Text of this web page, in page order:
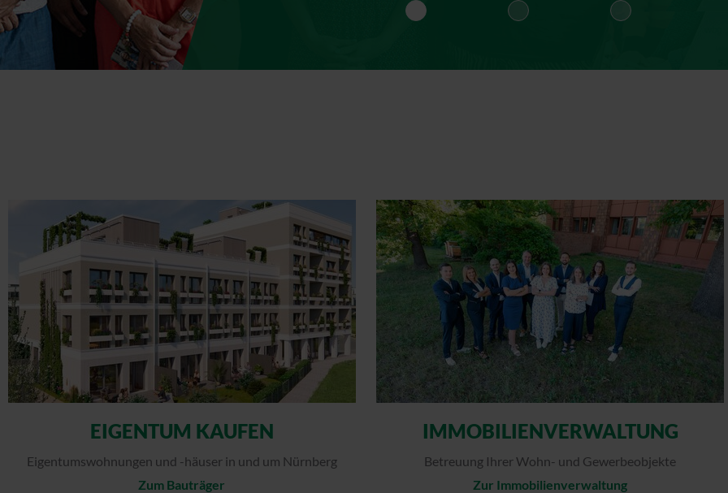
EIGENTUM KAUFEN
Eigentumswohnungen und -häuser in und um Nürnberg
Zum Bauträger
IMMOBILIEN­VERWALTUNG
Betreuung Ihrer Wohn- und Gewerbeobjekte
Zur Immobilienverwaltung